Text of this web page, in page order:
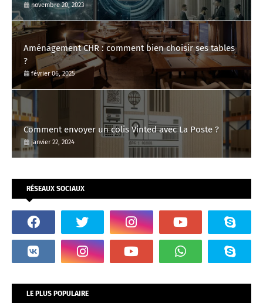
novembre 20, 2023
Aménagement CHR : comment bien choisir ses tables
?
février 06, 2025
Comment envoyer un colis Vinted avec La Poste ?
janvier 22, 2024
RÉSEAUX SOCIAUX
LE PLUS POPULAIRE